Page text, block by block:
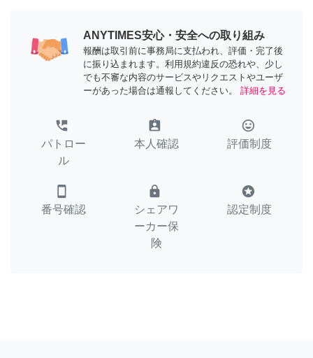
ANYTIMES安心・安全への取り組み
報酬は取引前に事務局に支払われ、評価・完了後
に振り込まれます。利用規約違反の恐れや、少し
でも不審な内容のサービスやリクエストやユーザ
ーがあった場合は通報してください。
詳細を見る
perm_phone_msg
パトロー
ル
assignment_ind
本人確認
tag_faces
評価制度
smartphone
番号確認
lock
シェアワ
ーカー保
険
stars
認定制度